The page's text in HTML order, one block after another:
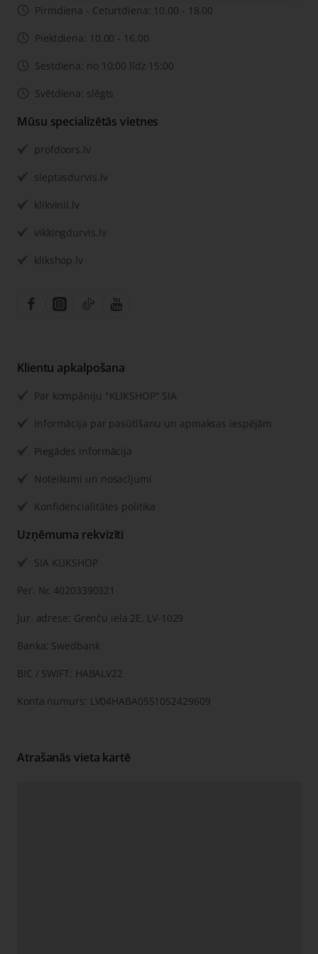
Pirmdiena - Ceturtdiena: 10.00 - 18.00
Piektdiena: 10.00 - 16.00
Sestdiena: no 10:00 līdz 15:00
Svētdiena: slēgts
Mūsu specializētās vietnes
profdoors.lv
sleptasdurvis.lv
klikvinil.lv
vikkingdurvis.lv
klikshop.lv
Klientu apkalpošana
Par kompāniju "KLIKSHOP" SIA
Informācija par pasūtīšanu un apmaksas iespējām
Piegādes informācija
Noteikumi un nosacījumi
Konfidencialitātes politika
Uzņēmuma rekvizīti
SIA KLIKSHOP
Рег. №: 40203390321
Jur. adrese: Grenču iela 2E, LV-1029
Banka: Swedbank
BIC / SWIFT: HABALV22
Konta numurs: LV04HABA0551052429609
Atrašanās vieta kartē